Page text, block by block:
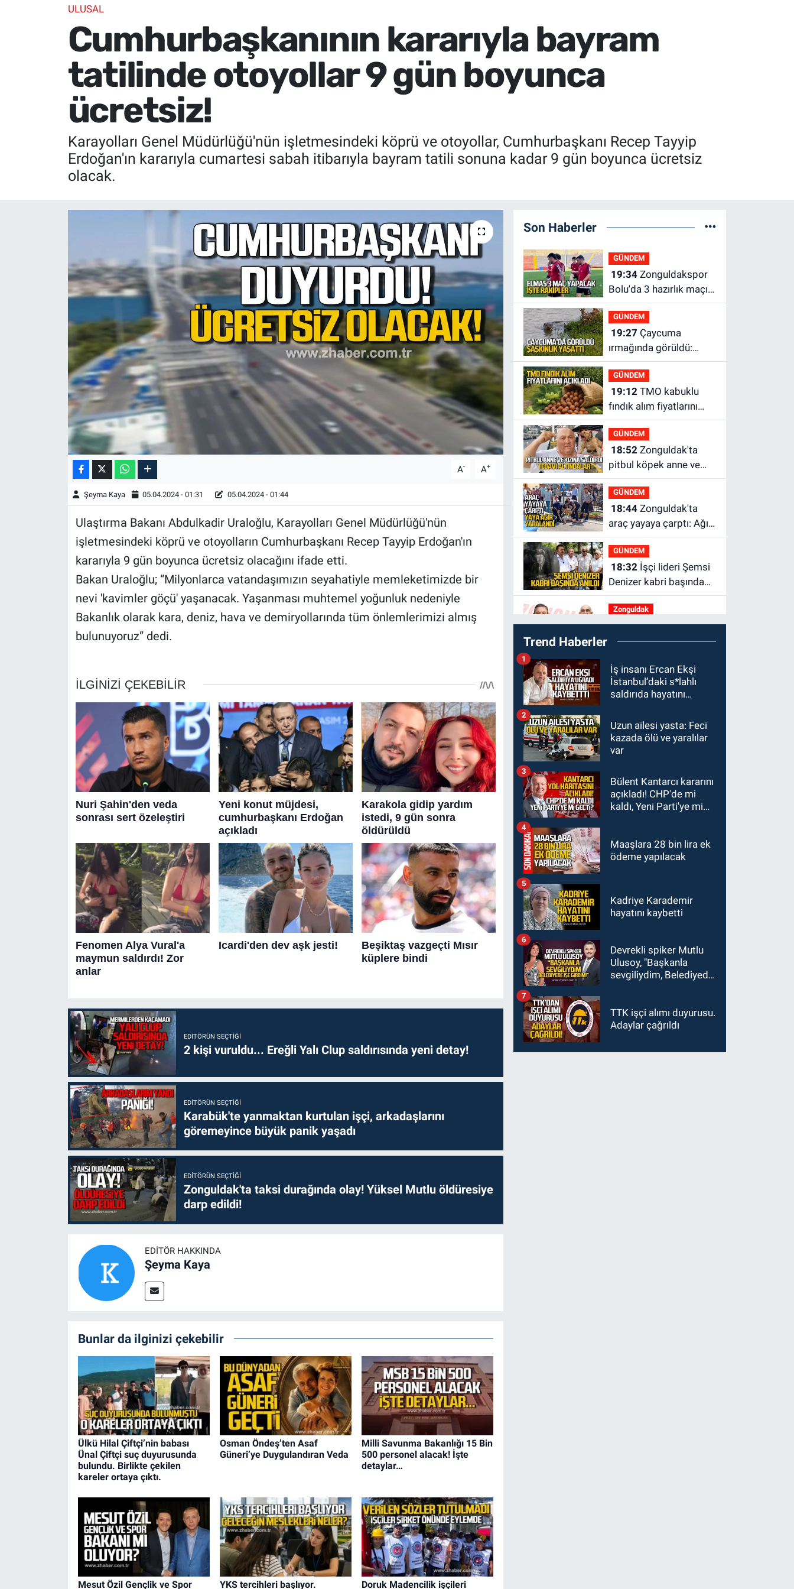
ULUSAL
Cumhurbaşkanının kararıyla bayram
tatilinde otoyollar 9 gün boyunca
ücretsiz!
Karayolları Genel Müdürlüğü'nün işletmesindeki köprü ve otoyollar, Cumhurbaşkanı Recep Tayyip
Erdoğan'ın kararıyla cumartesi sabah itibarıyla bayram tatili sonuna kadar 9 gün boyunca ücretsiz
olacak.
A- A+
Şeyma Kaya 05.04.2024 - 01:31 05.04.2024 - 01:44
Ulaştırma Bakanı Abdulkadir Uraloğlu, Karayolları Genel Müdürlüğü'nün
işletmesindeki köprü ve otoyolların Cumhurbaşkanı Recep Tayyip Erdoğan'ın
kararıyla 9 gün boyunca ücretsiz olacağını ifade etti.
Bakan Uraloğlu; “Milyonlarca vatandaşımızın seyahatiyle memleketimizde bir
nevi 'kavimler göçü' yaşanacak. Yaşanması muhtemel yoğunluk nedeniyle
Bakanlık olarak kara, deniz, hava ve demiryollarında tüm önlemlerimizi almış
bulunuyoruz” dedi.
EDITÖRÜN SEÇTIĞI
2 kişi vuruldu... Ereğli Yalı Clup saldırısında yeni detay!
EDITÖRÜN SEÇTIĞI
Karabük'te yanmaktan kurtulan işçi, arkadaşlarını
göremeyince büyük panik yaşadı
EDITÖRÜN SEÇTIĞI
Zonguldak'ta taksi durağında olay! Yüksel Mutlu öldüresiye
darp edildi!
EDITÖR HAKKINDA
Şeyma Kaya
Bunlar da ilginizi çekebilir
Ülkü Hilal Çiftçi’nin babası
Ünal Çiftçi suç duyurusunda
bulundu. Birlikte çekilen
kareler ortaya çıktı.
Osman Öndeş’ten Asaf
Güneri’ye Duygulandıran Veda
Milli Savunma Bakanlığı 15 Bin
500 personel alacak! İşte
detaylar…
Mesut Özil Gençlik ve Spor YKS tercihleri başlıyor. Doruk Madencilik işçileri
Son Haberler
GÜNDEM
19:34Zonguldakspor
Bolu'da 3 hazırlık maçı
oynayacak... İşte
rakipler...
GÜNDEM
19:27
ırmağında görüldü:
Görenler şaşkınlık
yaşadı
GÜNDEM
19:12TMO kabuklu
fındık alım fiyatlarını
açıkladı
GÜNDEM
18:52Zonguldak'ta
pitbul köpek anne ve
çocuğuna saldırdı:
Tedavi altındalar
GÜNDEM
18:44Zonguldak'ta
araç yayaya çarptı: Ağır
yaralanan yaya tedavi
altına alındı
GÜNDEM
18:32İşçi lideri Şemsi
Denizer kabri başında
anıldı
Zonguldak
16:39YENİ Parti
Zonguldak'ta Kurucu İl
oldu
SPOR
15:103. Lig 1. Grup’ta
program açıklandı
Zonguldak
14:44Zonguldak nefes
alamıyor. Hava kalitesi
KARABÜK
13:26Karabük
milletvekilleri bastırdı.
Erdoğan talimat verdi
Trend Haberler
İş insanı Ercan Ekşi
İstanbul’daki s*lahlı
saldırıda hayatını
1
Uzun ailesi yasta: Feci
kazada ölü ve yaralılar
var
2
Bülent Kantarcı kararını
açıkladı! CHP'de mi
kaldı, Yeni Parti'ye mi
3
Maaşlara 28 bin lira ek
ödeme yapılacak
4
Kadriye Karademir
hayatını kaybetti
5
Devrekli spiker Mutlu
Ulusoy, "Başkanla
sevgiliydim, Belediyede
6
TTK işçi alımı duyurusu.
Adaylar çağrıldı
7